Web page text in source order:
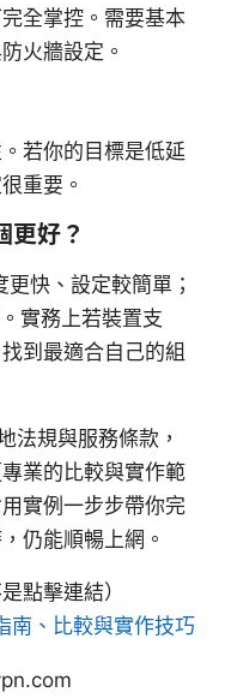
全掌控。需要基本
火牆設定。
若你的目標是低延
重要。
更好？
快、設定較簡單；
實務上若裝置支
到最適合自己的組
法規與服務條款，
業的比較與實作範
實例一步步帶你完
仍能順暢上網。
點擊連結）
南、比較與實作技巧